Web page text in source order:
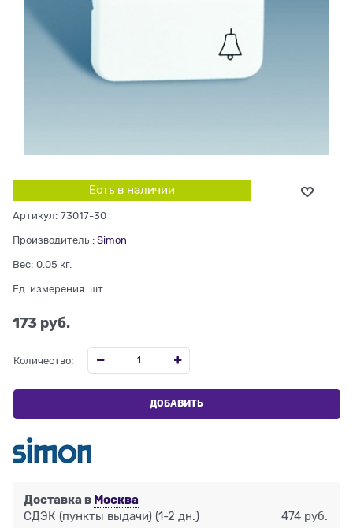
Есть в наличии
Артикул: 73017-30
Производитель : Simon
Вес: 0.05 кг.
Ед. измерения: шт
173 руб.
Количество:
ДОБАВИТЬ
Доставка в Москва
СДЭК (пункты выдачи) (1-2 дн.) 474 руб.